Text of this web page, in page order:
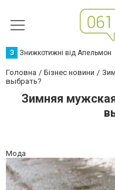
З Знижкотижні від Апельмон
Головна Бізнес новини
выбрать?
Зимняя
Мода